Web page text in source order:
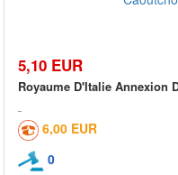
5,10 EUR
Royaume D'Italie Annexion
6,00 EUR
0